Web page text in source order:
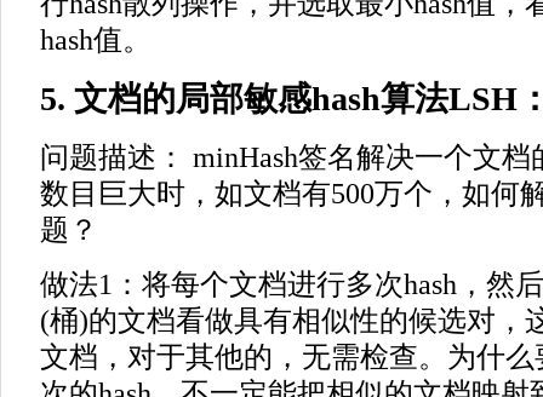
hash值。
5. 文档的局部敏感hash算法LSH
问题描述： minHash签名解决一个文
数目巨大时，如文档有500万个，如何
题？
做法1：将每个文档进行多次hash，然
(桶)的文档看做具有相似性的候选对，
文档，对于其他的，无需检查。为什么